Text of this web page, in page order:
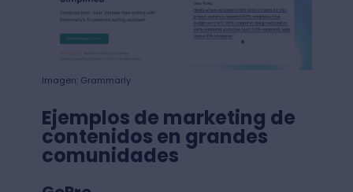
Imagen: Grammarly
Ejemplos de marketing de
contenidos en grandes
comunidades